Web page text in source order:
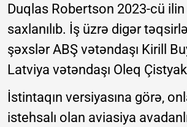
Duqlas Robertson 2023-cü ilin
saxlanılıb. İş üzrə digər
şəxslər ABŞ vətəndaşı Kirill
Latviya vətəndaşı Oleq
İstintaqın versiyasına görə,
istehsalı olan aviasiya